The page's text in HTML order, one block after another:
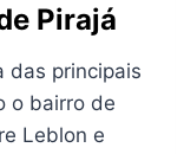
Pirajá
das principais
o bairro de
Leblon e